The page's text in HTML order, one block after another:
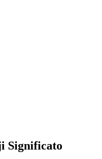
Significato